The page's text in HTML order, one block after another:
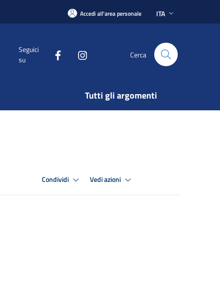
Accedi all'area personale ITA
Seguici
su
Cerca
Tutti gli argomenti
Condividi Vedi azioni